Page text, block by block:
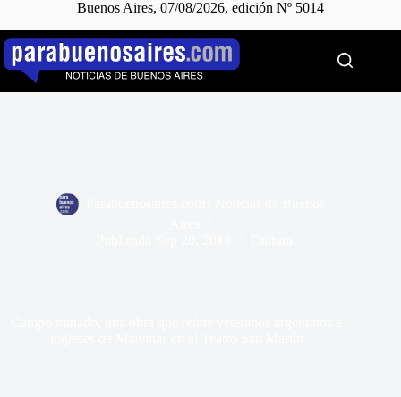
Buenos Aires, 07/08/2026, edición Nº 5014
Saltar
contenido